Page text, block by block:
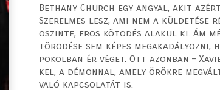
Bethany Church egy angyal, akit
Szerelmes lesz, ami nem a küldetése
õszinte, erõs kötõdés alakul ki. Ám
törõdése sem képes
pokolban ér véget. Ott azonban –
kel, a démonnal, amely örökre
való kapcsolatát is.